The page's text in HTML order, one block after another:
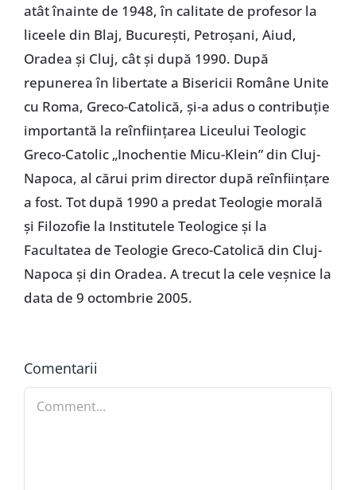
atât înainte de 1948, în calitate de profesor la
liceele din Blaj, Bucureşti, Petroşani, Aiud,
Oradea şi Cluj, cât şi după 1990. După
repunerea în libertate a Bisericii Române Unite
cu Roma, Greco-Catolică, şi-a adus o contribuţie
importantă la reînfiinţarea Liceului Teologic
Greco-Catolic „Inochentie Micu-Klein” din Cluj-
Napoca, al cărui prim director după reînfiinţare
a fost. Tot după 1990 a predat Teologie morală
şi Filozofie la Institutele Teologice şi la
Facultatea de Teologie Greco-Catolică din Cluj-
Napoca şi din Oradea. A trecut la cele veşnice la
data de 9 octombrie 2005.
Comentarii
Comment